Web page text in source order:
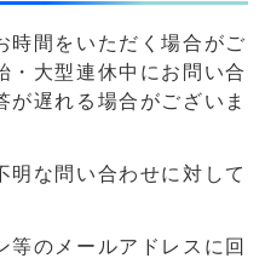
時間をいただく場合がご
・大型連休中にお問い合
が遅れる場合がございま
明な問い合わせに対して
等のメールアドレスに回